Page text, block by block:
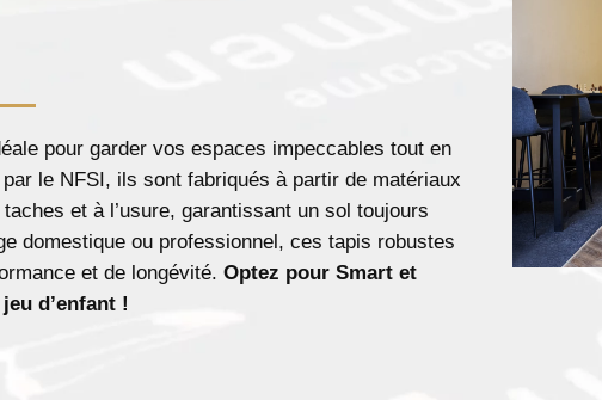
pour garder vos espaces impeccables tout en
le NFSI, ils sont fabriqués à partir de matériaux
et à l’usure, garantissant un sol toujours
domestique ou professionnel, ces tapis robustes
et de longévité.Optez pour Smart et
d’enfant !